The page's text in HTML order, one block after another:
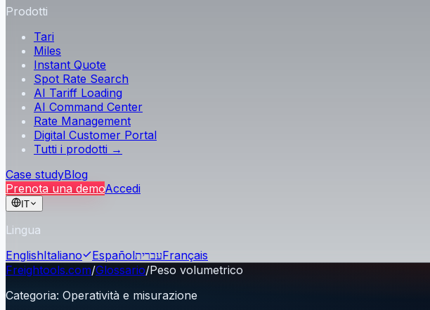
Prodotti
Tari
Miles
Instant Quote
Spot Rate Search
AI Tariff Loading
AI Command Center
Rate Management
Digital Customer Portal
Tutti i prodotti →
Case studyBlog
Prenota una demoAccedi
IT
Lingua
EnglishItaliano EspañolעבריתFrançais
Freightools.com/Glossario/Peso volumetrico
Categoria: Operatività e misurazione